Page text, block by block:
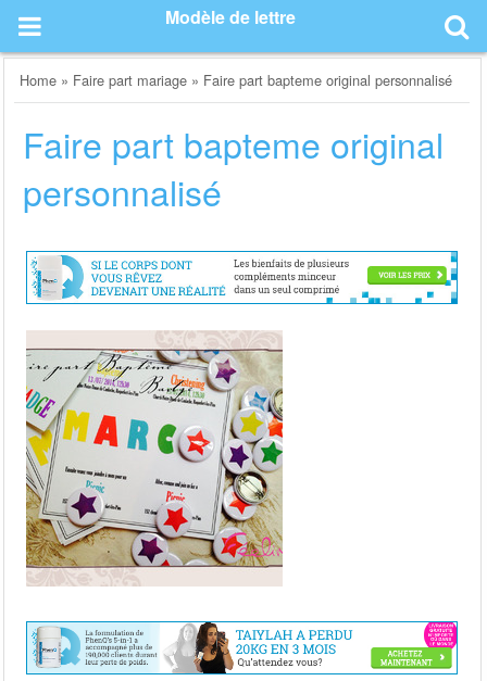
content
Modèle de lettre
Home » Faire part mariage » Faire part bapteme original personnalisé
Faire part bapteme original
personnalisé